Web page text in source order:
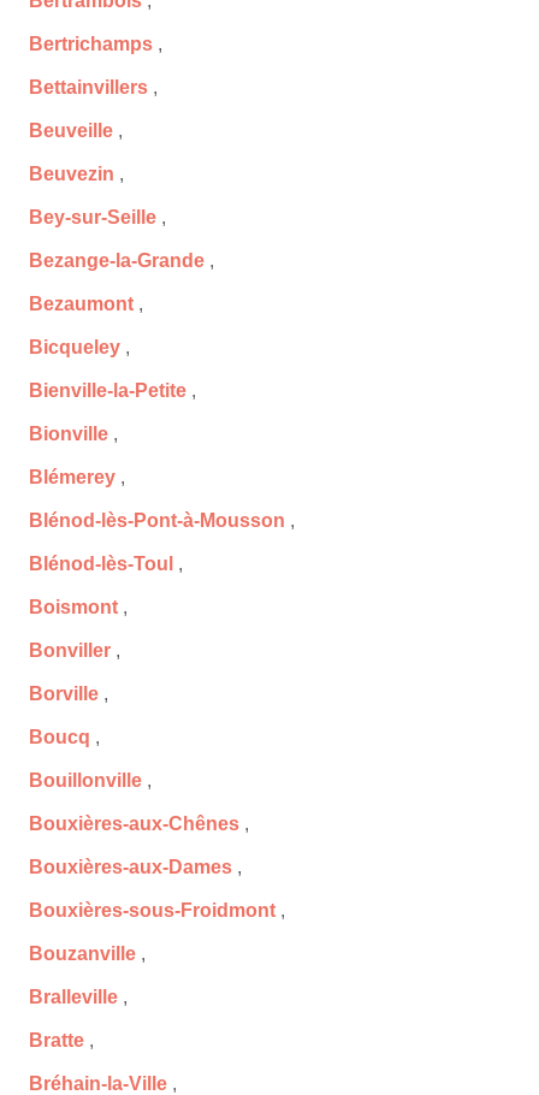
Bertrichamps ,
Bettainvillers ,
Beuveille ,
Beuvezin ,
Bey-sur-Seille ,
Bezange-la-Grande ,
Bezaumont ,
Bicqueley ,
Bienville-la-Petite ,
Bionville ,
Blémerey ,
Blénod-lès-Pont-à-Mousson ,
Blénod-lès-Toul ,
Boismont ,
Bonviller ,
Borville ,
Boucq ,
Bouillonville ,
Bouxières-aux-Chênes ,
Bouxières-aux-Dames ,
Bouxières-sous-Froidmont ,
Bouzanville ,
Bralleville ,
Bratte ,
Bréhain-la-Ville ,